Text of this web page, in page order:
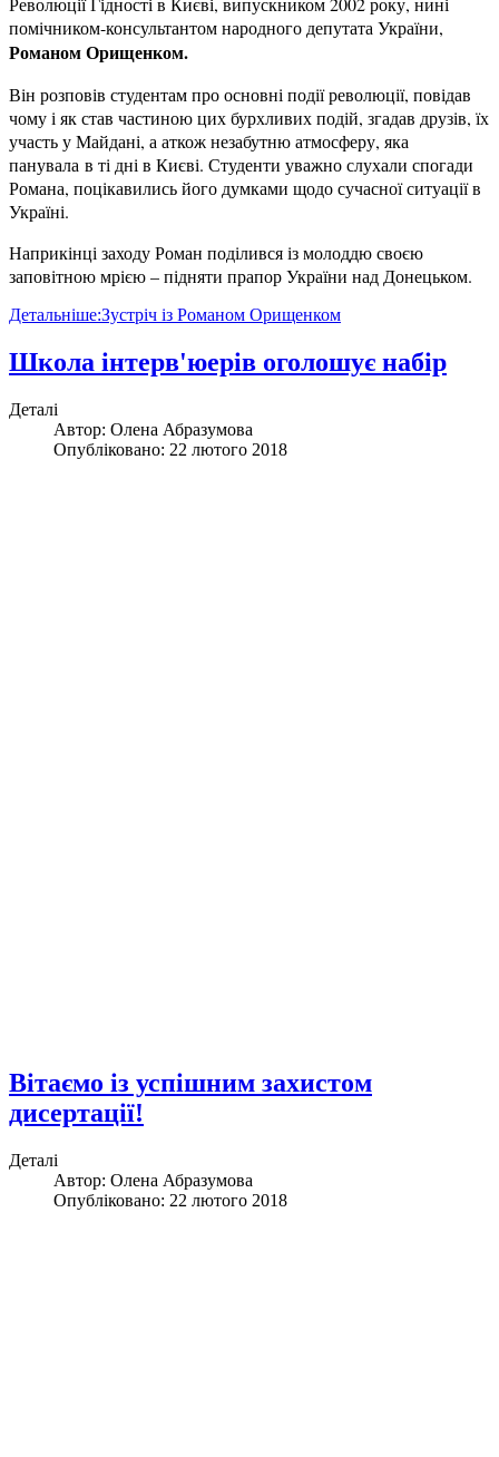
помічником-консультантом народного депутата України,
Романом Орищенком.
Він розповів студентам про основні події революції, повідав
чому і як став частиною цих бурхливих подій, згадав друзів, їх
участь у Майдані, а аткож незабутню атмосферу, яка
панувала в ті дні в Києві. Студенти уважно слухали спогади
Романа, поцікавились його думками щодо сучасної ситуації в
Україні.
Наприкінці заходу Роман поділився із молоддю своєю
заповітною мрією – підняти прапор України над Донецьком.
Детальніше:Зустріч із Романом Орищенком
Школа інтерв'юерів оголошує набір
Деталі
Автор: Олена Абразумова
Опубліковано: 22 лютого 2018
Вітаємо із успішним захистом
дисертації!
Деталі
Автор: Олена Абразумова
Опубліковано: 22 лютого 2018